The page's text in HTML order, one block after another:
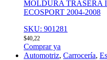
MOLDURA TRASERA
ECOSPORT 2004-2008
SKU: 901281
$40,22
Comprar ya
Automotriz, Carrocería,